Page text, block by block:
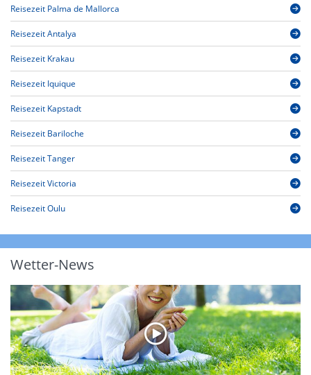
Reisezeit Palma de Mallorca
Reisezeit Antalya
Reisezeit Krakau
Reisezeit Iquique
Reisezeit Kapstadt
Reisezeit Bariloche
Reisezeit Tanger
Reisezeit Victoria
Reisezeit Oulu
Wetter-News